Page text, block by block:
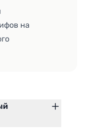
на